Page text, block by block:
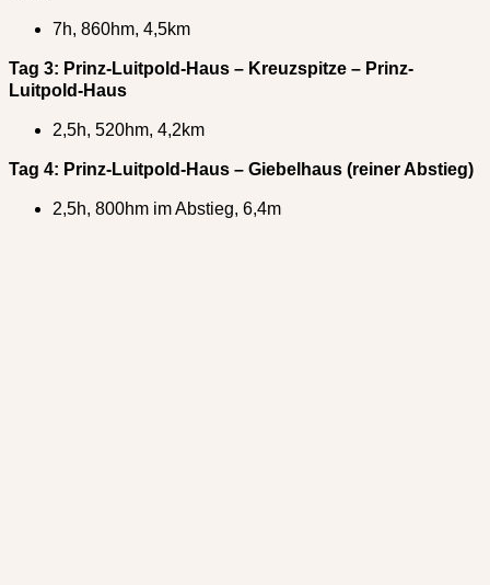
7h, 860hm, 4,5km
Tag 3: Prinz-Luitpold-Haus – Kreuzspitze – Prinz-
Luitpold-Haus
2,5h, 520hm, 4,2km
Tag 4: Prinz-Luitpold-Haus – Giebelhaus (reiner Abstieg)
2,5h, 800hm im Abstieg, 6,4m